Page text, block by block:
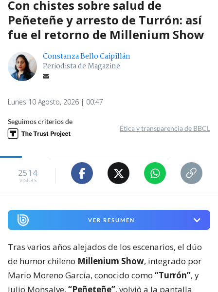
Con chistes sobre salud de
Peñeteñe y arresto de Turrón: así
fue el retorno de Millenium Show
Constanza Bello Caipillán
Periodista de Magazine
Lunes 10 Agosto, 2026 | 00:47
Seguimos criterios de
Ética y transparencia de BBCL
2514
visitas
VER RESUMEN
Tras varios años alejados de los escenarios, el dúo
de humor chileno Millenium Show, integrado por
Mario Moreno García, conocido como “Turrón”, y
Julio Monsalve, “Peñeteñe”, volvió a la pantalla